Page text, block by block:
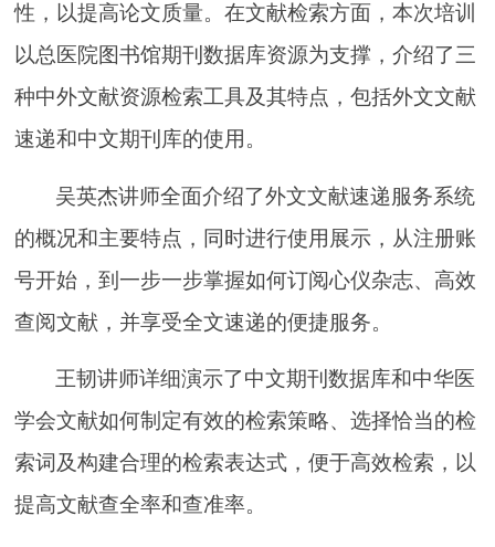
性，以提高论文质量。在文献检索方面，本次培训
以总医院图书馆期刊数据库资源为支撑，介绍了三
种中外文献资源检索工具及其特点，包括外文文献
速递和中文期刊库的使用。
吴英杰讲师全面介绍了外文文献速递服务系统
的概况和主要特点，同时进行使用展示，从注册账
号开始，到一步一步掌握如何订阅心仪杂志、高效
查阅文献，并享受全文速递的便捷服务。
王韧讲师详细演示了中文期刊数据库和中华医
学会文献如何制定有效的检索策略、选择恰当的检
索词及构建合理的检索表达式，便于高效检索，以
提高文献查全率和查准率。